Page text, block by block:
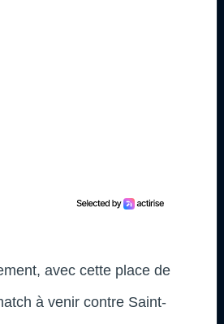
avec cette place de
à venir contre Saint-